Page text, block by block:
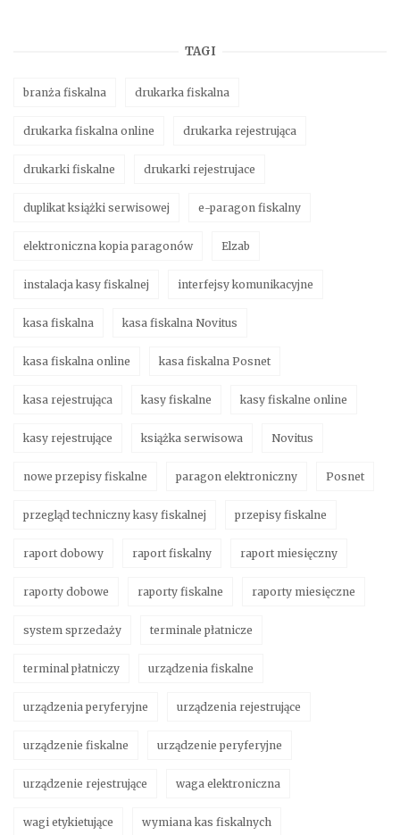
TAGI
branża fiskalna drukarka fiskalna
drukarka fiskalna online drukarka rejestrująca
drukarki fiskalne drukarki rejestrujace
duplikat książki serwisowej e-paragon fiskalny
elektroniczna kopia paragonów Elzab
instalacja kasy fiskalnej interfejsy komunikacyjne
kasa fiskalna kasa fiskalna Novitus
kasa fiskalna online kasa fiskalna Posnet
kasa rejestrująca kasy fiskalne kasy fiskalne online
kasy rejestrujące książka serwisowa Novitus
nowe przepisy fiskalne paragon elektroniczny Posnet
przegląd techniczny kasy fiskalnej przepisy fiskalne
raport dobowy raport fiskalny raport miesięczny
raporty dobowe raporty fiskalne raporty miesięczne
system sprzedaży terminale płatnicze
terminal płatniczy urządzenia fiskalne
urządzenia peryferyjne urządzenia rejestrujące
urządzenie fiskalne urządzenie peryferyjne
urządzenie rejestrujące waga elektroniczna
wagi etykietujące wymiana kas fiskalnych